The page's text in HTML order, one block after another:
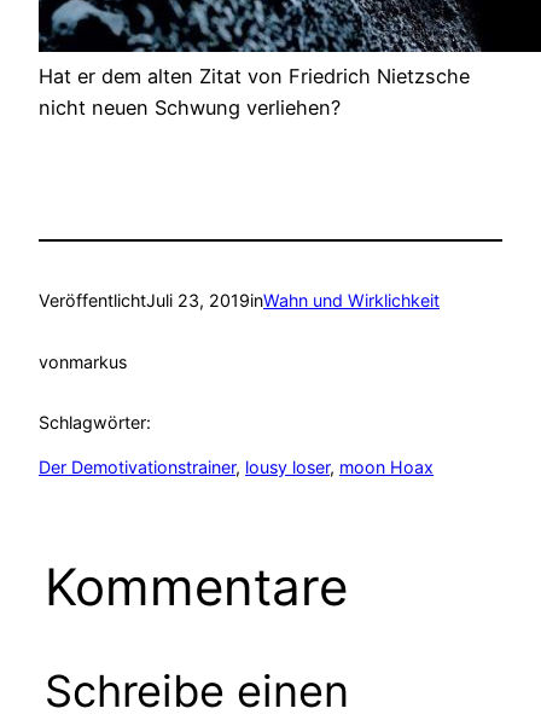
Hat er dem alten Zitat von Friedrich Nietzsche
nicht neuen Schwung verliehen?
VeröffentlichtJuli 23, 2019inWahn und Wirklichkeit
vonmarkus
Schlagwörter:
Der Demotivationstrainer, lousy loser, moon Hoax
Kommentare
Schreibe einen